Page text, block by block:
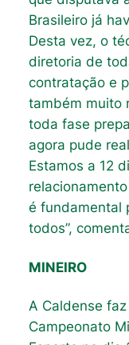
Brasileiro já
Desta vez, o
diretoria de
contratação e
também muito
toda fase
agora pude
Estamos a 12
é fundamental
todos”,
MINEIRO
A Caldense
Campeonato